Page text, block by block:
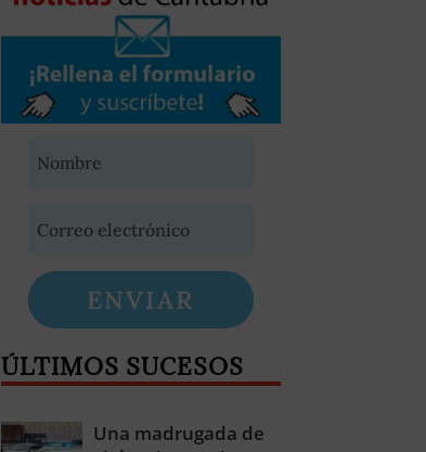
ENVIAR
ÚLTIMOS SUCESOS
Una madrugada de